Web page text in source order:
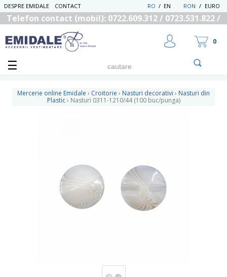
DESPRE EMIDALE CONTACT RON / EURO
EN
/
RO
Telefon contact (mobil): 0722.609.312 / 0723.531.822 /
0
Mercerie online Emidale › Croitorie › Nasturi decorativi › Nasturi din
Plastic › Nasturi 0311-1210/44 (100 buc/punga)